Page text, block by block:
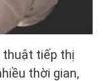
thuật tiếp thị
thời gian,